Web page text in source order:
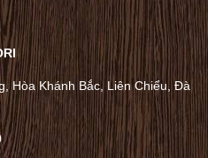
Hòa Khánh Bắc, Liên Chiểu, Đà